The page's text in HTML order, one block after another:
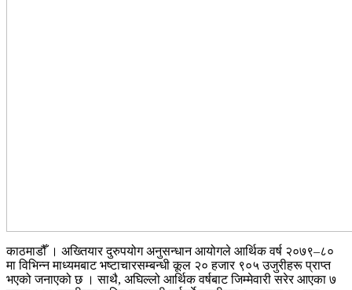
काठमाडौँ । अख्तियार दुरुपयोग अनुसन्धान आयोगले आर्थिक वर्ष २०७९–८०
मा विभिन्न माध्यमबाट भष्टाचारसम्बन्धी कूल २० हजार ९०५ उजुरीहरू प्राप्त
भएको जनाएको छ । साथै, अघिल्लो आर्थिक वर्षबाट जिम्मेवारी सरेर आएका ७